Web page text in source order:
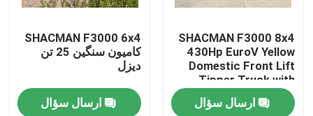
خونه
SHACMAN F3000 8x4
430Hp EuroV Yellow
Domestic Front Lift
Tipper Truck with
300L Fuel Tank and
12.00R20 Tires
ارسال سؤال
SHACMAN F3000 6x4
کامیون سنگین 25 تن
دیزل
ارسال سؤال